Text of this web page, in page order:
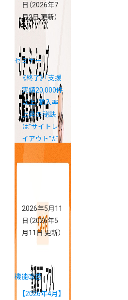
日 （2026年7
月2日 更新）
セミナー
《終了》「支援
実績20,000件
以上！購入率
上昇の秘訣
は”サイトレ
イアウト”だ
った！カラー
ミーショップ
ご案内
2026年5月11
日 （2026年5
月11日 更新）
機能改善
【2026年4月】